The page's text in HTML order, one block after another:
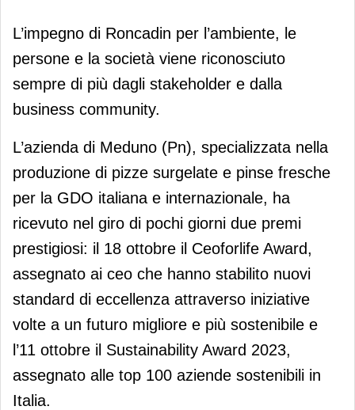
Roncadin premiata ai Ceoforlife
Awards e ai Sustainability Awards
2023
L’impegno di Roncadin per l’ambiente, le
persone e la società viene riconosciuto
sempre di più dagli stakeholder e dalla
business community.
L’azienda di Meduno (Pn), specializzata nella
produzione di pizze surgelate e pinse fresche
per la GDO italiana e internazionale, ha
ricevuto nel giro di pochi giorni due premi
prestigiosi: il 18 ottobre il Ceoforlife Award,
assegnato ai ceo che hanno stabilito nuovi
standard di eccellenza attraverso iniziative
volte a un futuro migliore e più sostenibile e
l’11 ottobre il Sustainability Award 2023,
assegnato alle top 100 aziende sostenibili in
Italia.